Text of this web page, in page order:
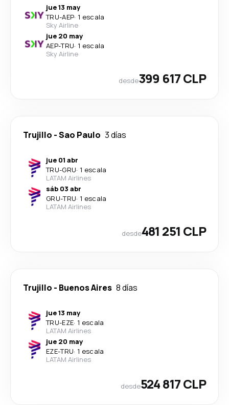
jue 13 may
TRU-AEP· 1 escala
Sky Airline
jue 20 may
AEP-TRU· 1 escala
Sky Airline
desde399 617 CLP
Trujillo -Sao Paulo 3 días
jue 01 abr
TRU-GRU· 1 escala
LATAM Airlines
sáb 03 abr
GRU-TRU· 1 escala
LATAM Airlines
desde481 251 CLP
Trujillo - Buenos Aires 8 días
jue 13 may
TRU-EZE· 1 escala
LATAM Airlines
jue 20 may
EZE-TRU· 1 escala
LATAM Airlines
desde524 817 CLP